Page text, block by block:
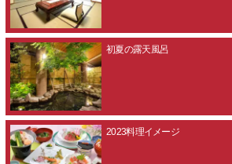
初夏の露天風呂
2023料理イメージ